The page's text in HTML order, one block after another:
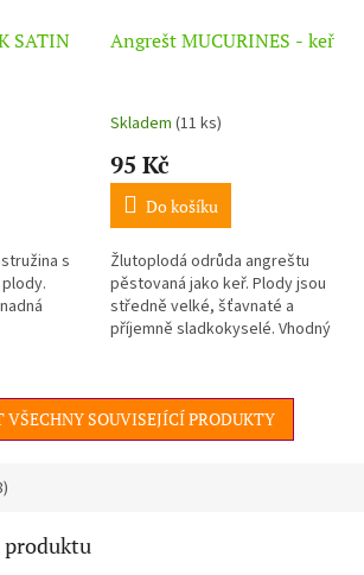
SATIN
s
Angrešt MUCURINES - keř
Skladem (11 ks)
95 Kč
Do košíku
Žlutoplodá odrůda angreštu
pěstovaná jako keř. Plody jsou
středně velké, šťavnaté a
příjemně sladkokyselé. Vhodný
SOUVISEJÍCÍ PRODUKTY